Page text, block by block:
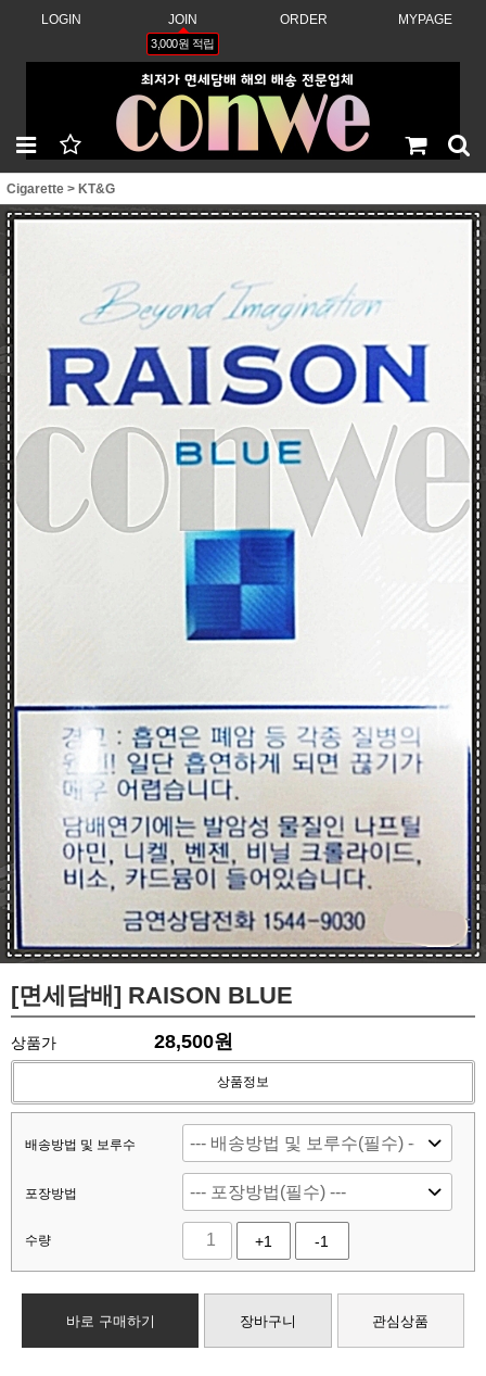
LOGIN JOIN
3,000원 적립
ORDER MYPAGE
Cigarette > KT&G
[면세담배] RAISON BLUE
상품가 28,500원
상품정보
배송방법 및 보루수
포장방법
수량 +1 -1
바로 구매하기 장바구니 관심상품